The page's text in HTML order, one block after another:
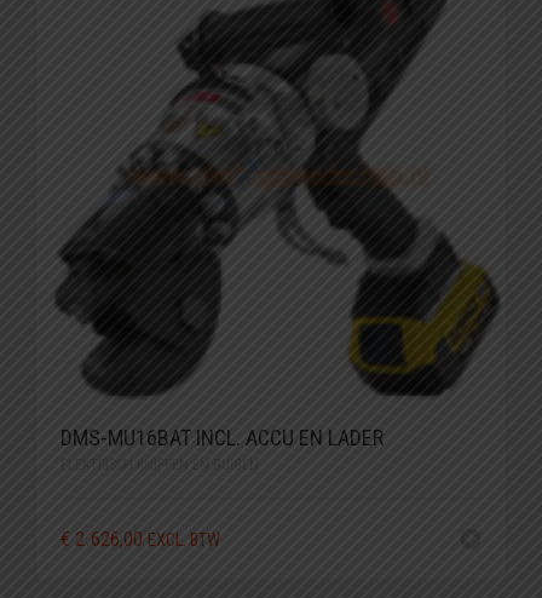
DMS-MU16BAT INCL. ACCU EN LADER
€ 2.626,00 EXCL. BTW